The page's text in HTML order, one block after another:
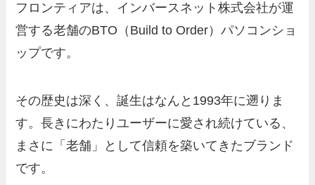
フロンティアは、インバースネット株式会社が運
営する老舗のBTO（Build to Order）パソコンショ
ップです。
その歴史は深く、誕生はなんと1993年に遡りま
す。長きにわたりユーザーに愛され続けている、
まさに「老舗」として信頼を築いてきたブランド
です。